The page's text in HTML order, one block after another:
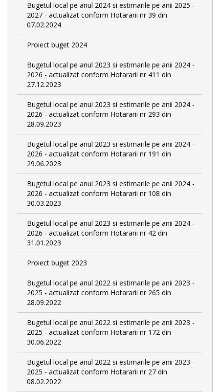
Bugetul local pe anul 2024 si estimarile pe anii 2025 -
2027 - actualizat conform Hotararii nr 39 din
07.02.2024
Proiect buget 2024
Bugetul local pe anul 2023 si estimarile pe anii 2024 -
2026 - actualizat conform Hotararii nr 411 din
27.12.2023
Bugetul local pe anul 2023 si estimarile pe anii 2024 -
2026 - actualizat conform Hotararii nr 293 din
28.09.2023
Bugetul local pe anul 2023 si estimarile pe anii 2024 -
2026 - actualizat conform Hotararii nr 191 din
29.06.2023
Bugetul local pe anul 2023 si estimarile pe anii 2024 -
2026 - actualizat conform Hotararii nr 108 din
30.03.2023
Bugetul local pe anul 2023 si estimarile pe anii 2024 -
2026 - actualizat conform Hotararii nr 42 din
31.01.2023
Proiect buget 2023
Bugetul local pe anul 2022 si estimarile pe anii 2023 -
2025 - actualizat conform Hotararii nr 265 din
28.09.2022
Bugetul local pe anul 2022 si estimarile pe anii 2023 -
2025 - actualizat conform Hotararii nr 172 din
30.06.2022
Bugetul local pe anul 2022 si estimarile pe anii 2023 -
2025 - actualizat conform Hotararii nr 27 din
08.02.2022